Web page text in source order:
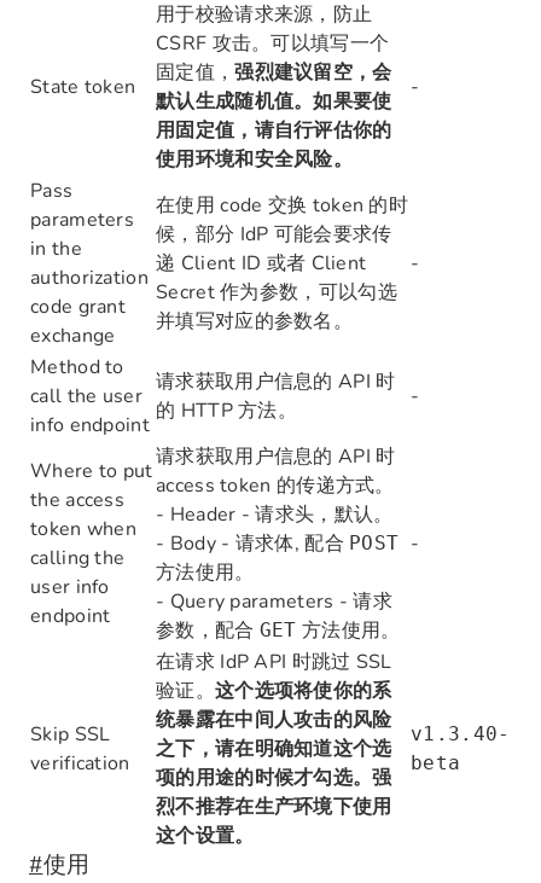
State token
用于校验请求来源，防止
CSRF 攻击。可以填写一个
固定值，强烈建议留空，会
默认生成随机值。如果要使
用固定值，请自行评估你的
使用环境和安全风险。
-
Pass
parameters
in the
authorization
code grant
exchange
在使用 code 交换 token 的时
候，部分 IdP 可能会要求传
递 Client ID 或者 Client
Secret 作为参数，可以勾选
并填写对应的参数名。
-
Method to
call the user
info endpoint
请求获取用户信息的 API 时
的 HTTP 方法。
-
Where to put
the access
token when
calling the
user info
endpoint
请求获取用户信息的 API 时
access token 的传递方式。
- Header - 请求头，默认。
- Body - 请求体, 配合 POST
方法使用。
- Query parameters - 请求
参数，配合 GET 方法使用。
-
Skip SSL
verification
在请求 IdP API 时跳过 SSL
验证。 这个选项将使你的系
统暴露在中间人攻击的风险
之下，请在明确知道这个选
项的用途的时候才勾选。强
烈不推荐在生产环境下使用
这个设置。
v1.3.40-
beta
#使用